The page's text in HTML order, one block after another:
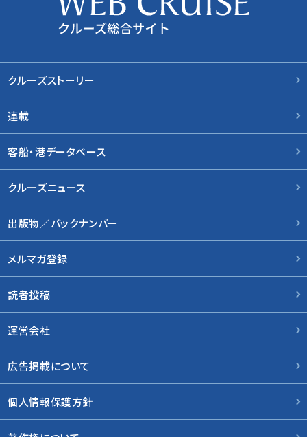
クルーズストーリー
連載
客船・港データベース
クルーズニュース
出版物／バックナンバー
メルマガ登録
読者投稿
運営会社
広告掲載について
個人情報保護方針